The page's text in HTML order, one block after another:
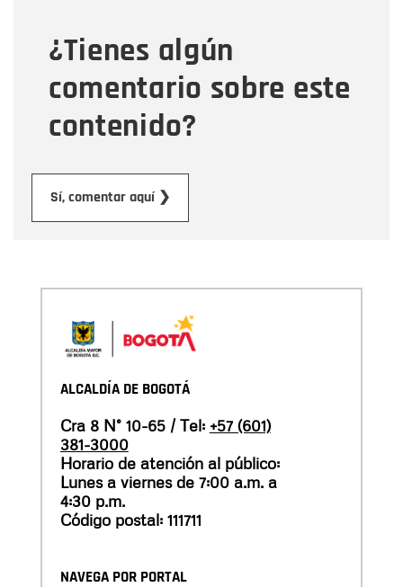
¿Tienes algún
comentario sobre este
contenido?
Sí, comentar aquí ❯
Mensaje
ALCALDÍA DE BOGOTÁ
Cra 8 N° 10-65 / Tel: +57 (601)
381-3000
Horario de atención al público:
Lunes a viernes de 7:00 a.m. a
4:30 p.m.
Código postal: 111711
NAVEGA POR PORTAL